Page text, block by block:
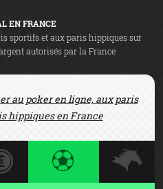
EN FRANCE
sportifs et aux paris hippiques sur
autorisés par la France